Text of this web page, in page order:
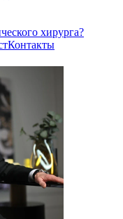
хирурга?
Контакты